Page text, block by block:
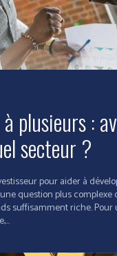
plusieurs :
secteur ?
pour aider à
question plus complexe
suffisamment riche.